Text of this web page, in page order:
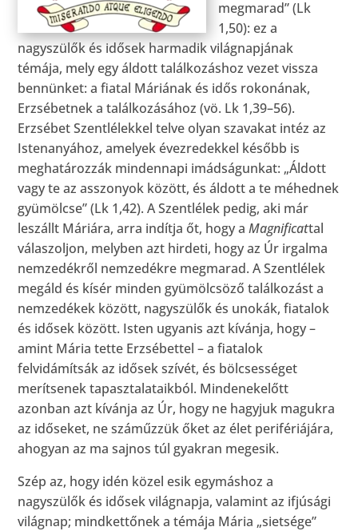
megmarad” (Lk
1,50): ez a
nagyszülők és idősek harmadik világnapjának
témája, mely egy áldott találkozáshoz vezet vissza
bennünket: a fiatal Máriának és idős rokonának,
Erzsébetnek a találkozásához (vö. Lk 1,39–56).
Erzsébet Szentlélekkel telve olyan szavakat intéz az
Istenanyához, amelyek évezredekkel később is
meghatározzák mindennapi imádságunkat: „Áldott
vagy te az asszonyok között, és áldott a te méhednek
gyümölcse” (Lk 1,42). A Szentlélek pedig, aki már
leszállt Máriára, arra indítja őt, hogy aMagnificattal
válaszoljon, melyben azt hirdeti, hogy az Úr irgalma
nemzedékről nemzedékre megmarad. A Szentlélek
megáld és kísér minden gyümölcsöző találkozást a
nemzedékek között, nagyszülők és unokák, fiatalok
és idősek között. Isten ugyanis azt kívánja, hogy –
amint Mária tette Erzsébettel – a fiatalok
felvidámítsák az idősek szívét, és bölcsességet
merítsenek tapasztalataikból. Mindenekelőtt
azonban azt kívánja az Úr, hogy ne hagyjuk magukra
az időseket, ne száműzzük őket az élet perifériájára,
ahogyan az ma sajnos túl gyakran megesik.
Szép az, hogy idén közel esik egymáshoz a
nagyszülők és idősek világnapja, valamint az ifjúsági
világnap; mindkettőnek a témája Mária „sietsége”